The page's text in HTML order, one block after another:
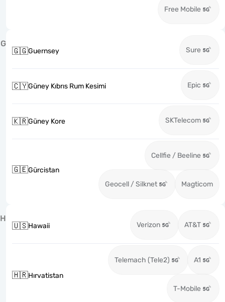
Free Mobile
G
🇬🇬Guernsey Sure
🇨🇾Güney Kıbrıs Rum Kesimi Epic
🇰🇷Güney Kore SKTelecom
🇬🇪Gürcistan
Cellfie / Beeline
Geocell / Silknet Magticom
H
🇺🇸Hawaii Verizon AT&T
🇭🇷Hırvatistan
Telemach (Tele2) A1
T-Mobile